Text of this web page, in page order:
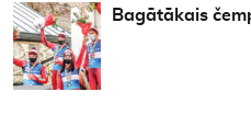
Bagātākais